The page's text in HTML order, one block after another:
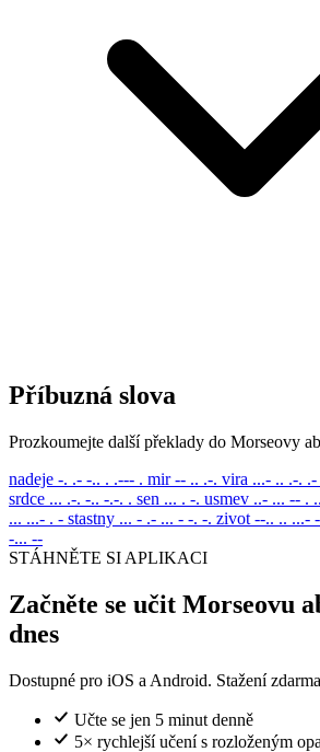
Příbuzná slova
Prozkoumejte další překlady do Morseovy
nadeje -. .- -.. . .--- . mir -- .. .-. vira ...- .. .-. .-
srdce ... .-. -.. -.-. . sen ... . -. usmev ..- ... -- .
... ...- . - stastny ... - .- ... - -. -. zivot --.. .. ...-
-... --
STÁHNĚTE SI APLIKACI
Začněte se učit Morseovu
dnes
Dostupné pro iOS a Android. Stažení
Učte se jen 5 minut denně
5× rychlejší učení s rozloženým